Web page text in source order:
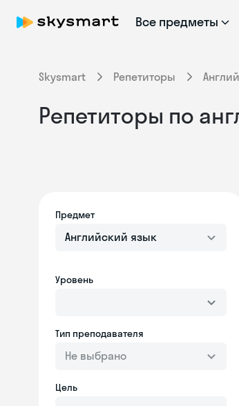
Все предметы
Skysmart Репетиторы
Репетиторы по
Предмет
Английский язык
Уровень
Тип преподавателя
Не выбрано
Цель